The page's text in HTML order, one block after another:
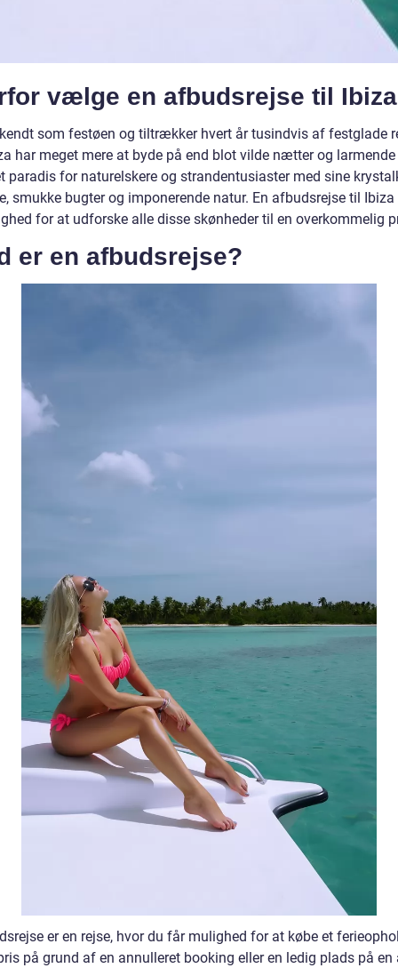
vælge en afbudsrejse til
som festøen og tiltrækker hvert år tusindvis af festglade
har meget mere at byde på end blot vilde nætter og
paradis for naturelskere og strandentusiaster med sine
smukke bugter og imponerende natur. En afbudsrejse til Ibiza
for at udforske alle disse skønheder til en overkommelig
er en afbudsrejse?
er en rejse, hvor du får mulighed for at købe et
på grund af en annulleret booking eller en ledig plads på en